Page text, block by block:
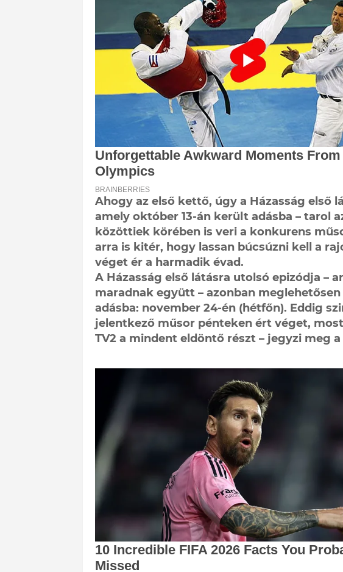
Ahogy az első kettő, úgy a Házasság első
amely október 13-án került adásba – tarol
közöttiek körében is veri a konkurens
arra is kitér, hogy lassan búcsúzni kell a
véget ér a harmadik évad.
A Házasság első látásra utolsó epizódja –
maradnak együtt – azonban
adásba: november 24-én (hétfőn). Eddig
jelentkező műsor pénteken ért véget,
TV2 a mindent eldöntő részt – jegyzi meg